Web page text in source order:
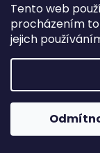
Tento web
procházením
jejich
50 mg
11%
10%